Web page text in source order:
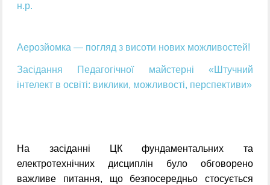
н.р.
Аерозйомка — погляд з висоти нових можливостей!
Засідання Педагогічної майстерні «Штучний
інтелект в освіті: виклики, можливості, перспективи»
На засіданні ЦК фундаментальних та
електротехнічних дисциплін було обговорено
важливе питання, що безпосередньо стосується